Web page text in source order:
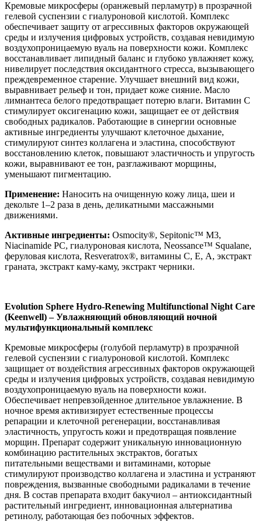
Кремовые микросферы (оранжевый перламутр) в прозрачной
гелевой суспензии с гиалуроновой кислотой. Комплекс
обеспечивает защиту от агрессивных факторов окружающей
среды и излучения цифровых устройств, создавая невидимую
воздухопроницаемую вуаль на поверхности кожи. Комплекс
восстанавливает липидный баланс и глубоко увлажняет кожу,
нивелирует последствия оксидантного стресса, вызывающего
преждевременное старение. Улучшает внешний вид кожи,
выравнивает рельеф и тон, придает коже сияние. Масло
лимнантеса белого предотвращает потерю влаги. Витамин С
стимулирует оксигенацию кожи, защищает ее от действия
свободных радикалов. Работающие в синергии основные
активные ингредиенты улучшают клеточное дыхание,
стимулируют синтез коллагена и эластина, способствуют
восстановлению клеток, повышают эластичность и упругость
кожи, выравнивают ее тон, разглаживают морщины,
уменьшают пигментацию.
Применение: Наносить на очищенную кожу лица, шеи и
декольте 1–2 раза в день, деликатными массажными
движениями.
Активные ингредиенты: Osmocity®, Sepitonic™ M3,
Niacinamide PC, гиалуроновая кислота, Neossance™ Squalane,
феруловая кислота, Resveratrox®, витамины С, Е, А, экстракт
граната, экстракт каму-каму, экстракт черники.
Evolution Sphere Hydro-Renewing Multifunctional Night Care
(Keenwell) – Увлажняющий обновляющий ночной
мультифункциональный комплекс
Кремовые микросферы (голубой перламутр) в прозрачной
гелевой суспензии с гиалуроновой кислотой. Комплекс
защищает от воздействия агрессивных факторов окружающей
среды и излучения цифровых устройств, создавая невидимую
воздухопроницаемую вуаль на поверхности кожи.
Обеспечивает непревзойденное длительное увлажнение. В
ночное время активизирует естественные процессы
репарации и клеточной регенерации, восстанавливая
эластичность, упругость кожи и предотвращая появление
морщин. Препарат содержит уникальную инновационную
комбинацию растительных экстрактов, богатых
питательными веществами и витаминами, которые
стимулируют производство коллагена и эластина и устраняют
повреждения, вызванные свободными радикалами в течение
дня. В состав препарата входит бакучиол – антиоксидантный
растительный ингредиент, инновационная альтернатива
ретинолу, работающая без побочных эффектов.